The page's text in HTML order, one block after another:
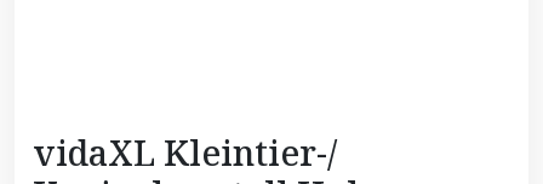
vidaXL Kleintier-/